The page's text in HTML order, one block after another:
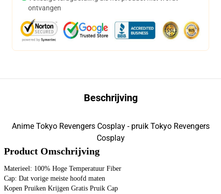
ontvangen
Beschrijving
Anime Tokyo Revengers Cosplay - pruik Tokyo Revengers
Cosplay
Product Omschrijving
Materieel: 100% Hoge Temperatuur Fiber
Cap: Dat vorige meiste hoofd maten
Kopen Pruiken Krijgen Gratis Pruik Cap